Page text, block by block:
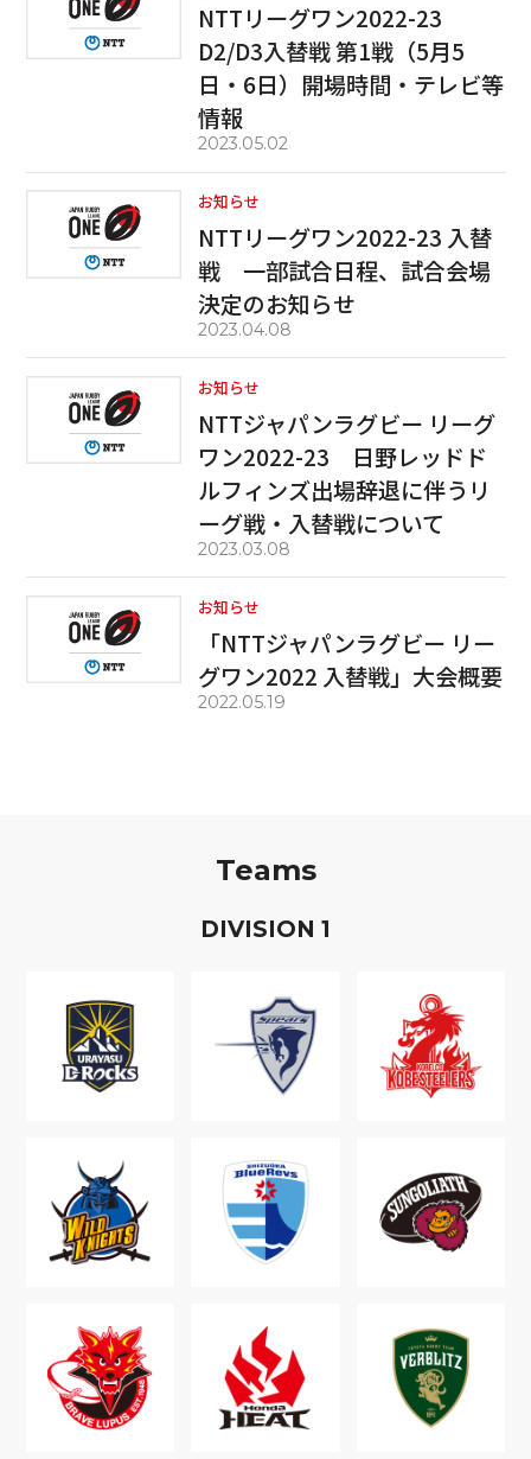
NTTリーグワン2022-23
D2/D3入替戦 第1戦（5月5
日・6日）開場時間・テレビ等
情報
2023.05.02
お知らせ
NTTリーグワン2022-23 入替
戦 一部試合日程、試合会場
決定のお知らせ
2023.04.08
お知らせ
NTTジャパンラグビー リーグ
ワン2022-23 日野レッドド
ルフィンズ出場辞退に伴うリ
ーグ戦・入替戦について
2023.03.08
お知らせ
「NTTジャパンラグビー リー
グワン2022 入替戦」大会概要
2022.05.19
Teams
DIVISION 1